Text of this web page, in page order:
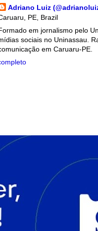
Adriano Luiz
PE, Brazil
em jornalismo pelo
sociais no Uninassau.
em Caruaru-PE.